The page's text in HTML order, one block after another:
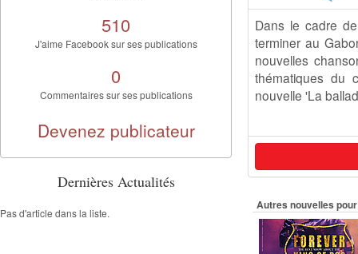
Dans le cadre
terminer au
nouvelles
thématiques du
nouvelle 'La
Autres nouvelles
510
J'aime Facebook sur ses publications
0
Commentaires sur ses publications
Devenez publicateur
Dernières Actualités
Pas d'article dans la liste.